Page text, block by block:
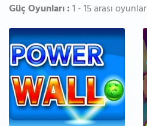
Güç Oyunları :1 - 15 arası oyunlar